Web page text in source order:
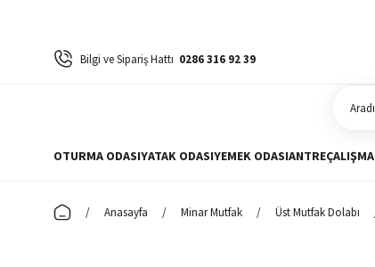
Bilgi ve Sipariş Hattı 0286 316 92 39
OTURMA ODASIYATAK ODASIYEMEK ODASIANTRE
Anasayfa Minar Mutfak Üst Mutfak Dolabı